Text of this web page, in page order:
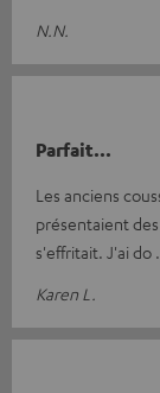
N.N.
Parfait...
Les anciens
présentaient
s'effritait. J'ai do
Karen L.